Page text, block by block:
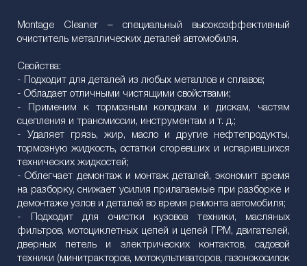
Montage Cleaner – специальный высокоэффективный
очиститель металлических деталей автомобиля.
Свойства:
- Подходит для деталей из любых металлов и сплавов;
- Обладает отличными чистящими свойствами;
- Применим к тормозным колодкам и дискам, частям
сцепления и трансмиссии, инструментам и т. д.;
- Удаляет грязь, жир, масло и другие нефтепродукты,
тормозную жидкость, остатки сгоревших и испарившихся
технических жидкостей;
- Облегчает демонтаж и монтаж деталей, экономит время
на разборку, снижает усилия прилагаемые при разборке и
демонтаже узлов и деталей во время ремонта автомобиля;
- Подходит для очистки кузовов техники, масляных
фильтров, мотоциклетных цепей и цепей ГРМ, двигателей,
дверных петель и электрических контактов, садовой
техники (минитракторов, мотокультиваторов, газонокосилок